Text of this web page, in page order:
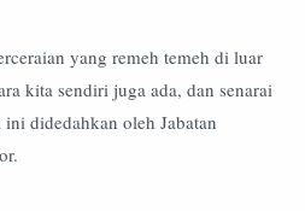
yang remeh temeh di luar
kita sendiri juga ada, dan senarai
didedahkan oleh Jabatan